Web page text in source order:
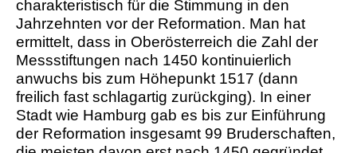
charakteristisch für die Stimmung in den
Jahrzehnten vor der Reformation. Man hat
ermittelt, dass in Oberösterreich die Zahl der
Messstiftungen nach 1450 kontinuierlich
anwuchs bis zum Höhepunkt 1517 (dann
freilich fast schlagartig zurückging). In einer
Stadt wie Hamburg gab es bis zur Einführung
der Reformation insgesamt 99 Bruderschaften,